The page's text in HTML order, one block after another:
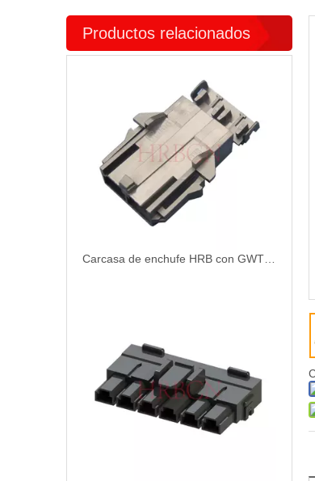
Productos relacionados